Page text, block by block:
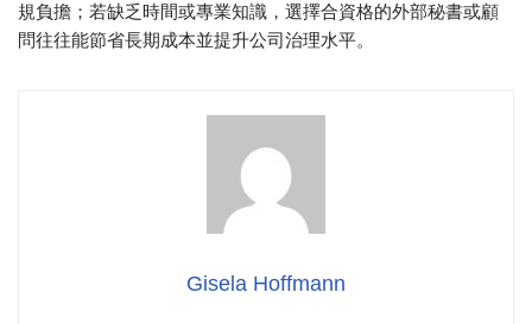
規負擔；若缺乏時間或專業知識，選擇合資格的外部秘書或顧
問往往能節省長期成本並提升公司治理水平。
Gisela Hoffmann